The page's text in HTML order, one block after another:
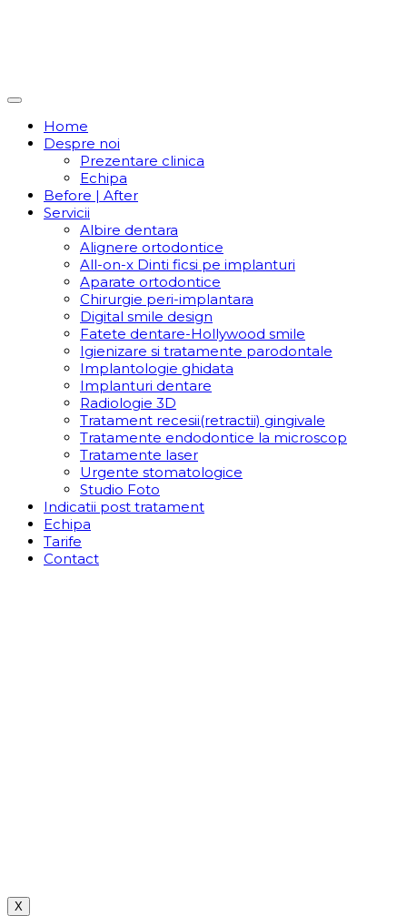
Home
Despre noi
Prezentare clinica
Echipa
Before | After
Servicii
Albire dentara
Alignere ortodontice
All-on-x Dinti ficsi pe implanturi
Aparate ortodontice
Chirurgie peri-implantara
Digital smile design
Fatete dentare-Hollywood smile
Igienizare si tratamente parodontale
Implantologie ghidata
Implanturi dentare
Radiologie 3D
Tratament recesii(retractii) gingivale
Tratamente endodontice la microscop
Tratamente laser
Urgente stomatologice
Studio Foto
Indicatii post tratament
Echipa
Tarife
Contact
X